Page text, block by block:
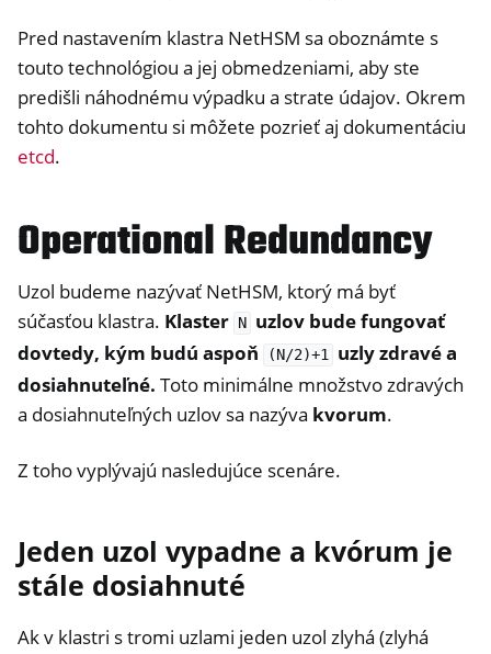
Pred nastavením klastra NetHSM sa oboznámte s
touto technológiou a jej obmedzeniami, aby ste
predišli náhodnému výpadku a strate údajov. Okrem
tohto dokumentu si môžete pozrieť aj dokumentáciu
etcd.
Operational Redundancy
Uzol budeme nazývať NetHSM, ktorý má byť
súčasťou klastra. Klaster N uzlov bude fungovať
dovtedy, kým budú aspoň
(N/2)+1
uzly zdravé a
dosiahnuteľné. Toto minimálne množstvo zdravých
a dosiahnuteľných uzlov sa nazýva kvorum.
Z toho vyplývajú nasledujúce scenáre.
Jeden uzol vypadne a kvórum je
stále dosiahnuté
Ak v klastri s tromi uzlami jeden uzol zlyhá (zlyhá